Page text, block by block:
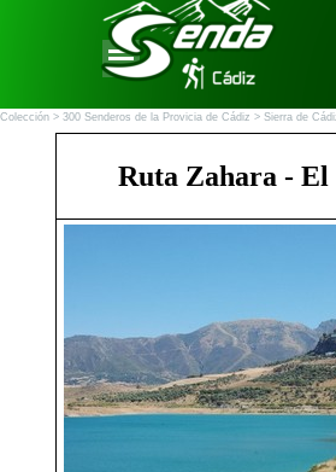
Vaya al Contenido
Saltar menú
Colección > 300 Senderos de la Provicia de Cádiz > Sierra de
Ruta Zahara - El